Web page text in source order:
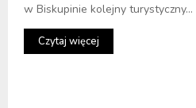
w Biskupinie kolejny turystyczny...
Czytaj więcej